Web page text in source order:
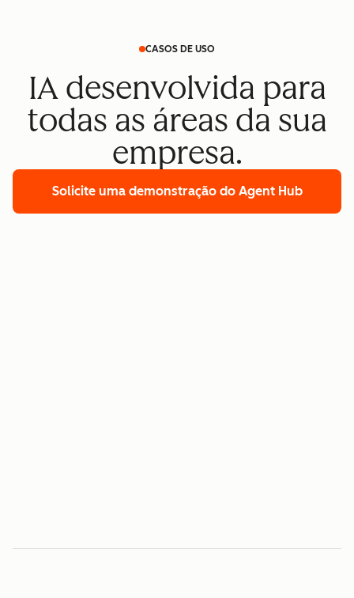
CASOS DE USO
IA desenvolvida para
todas as áreas da sua
empresa.
Solicite uma demonstração do Agent Hub